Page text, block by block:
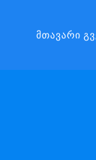
Მთავარი